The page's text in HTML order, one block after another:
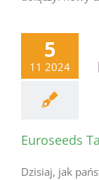
5
11 2024
Euroseeds
Dzisiaj, jak